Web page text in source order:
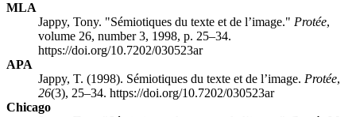
MLA
Jappy, Tony. "Sémiotiques du texte et de l’image." Protée,
volume 26, number 3, 1998, p. 25–34.
https://doi.org/10.7202/030523ar
APA
Jappy, T. (1998). Sémiotiques du texte et de l’image. Protée,
26(3), 25–34. https://doi.org/10.7202/030523ar
Chicago